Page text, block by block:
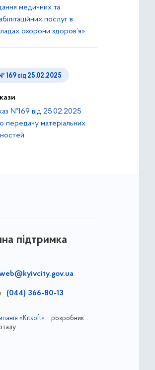
медичних та
послуг в
охорони здоров’я»
169 від 25.02.2025
№169 від 25.02.2025
передачу матеріальних
підтримка
(044) 366-80-13
«Kitsoft» – розробник